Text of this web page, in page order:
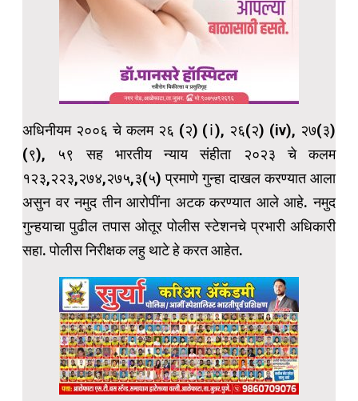
अधिनीयम २००६ चे कलम २६ (२) (ⅰ), २६(२) (iv), २७(३)
(९), ५९ सह भारतीय न्याय संहीता २०२३ चे कलम
१२३,२२३,२७४,२७५,३(५) प्रमाणे गुन्हा दाखल करण्यात आला
असुन वर नमुद तीन आरोपींना अटक करण्यात आले आहे. नमुद
गुन्हयाचा पुढील तपास ओतूर पोलीस स्टेशनचे प्रभारी अधिकारी
सहा. पोलीस निरीक्षक लहु थाटे हे करत आहेत.